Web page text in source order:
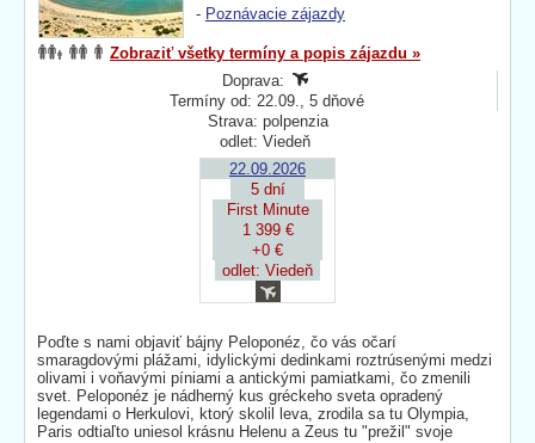
- Poznávacie zájazdy
Zobraziť všetky termíny a popis zájazdu »
Doprava:
Termíny od: 22.09., 5 dňové
Strava: polpenzia
odlet: Viedeň
22.09.2026
5 dní
First Minute
1 399 €
+0 €
odlet: Viedeň
Poďte s nami objaviť bájny Peloponéz, čo vás očarí
smaragdovými plážami, idylickými dedinkami roztrúsenými medzi
olivami i voňavými píniami a antickými pamiatkami, čo zmenili
svet. Peloponéz je nádherný kus gréckeho sveta opradený
legendami o Herkulovi, ktorý skolil leva, zrodila sa tu Olympia,
Paris odtiaľto uniesol krásnu Helenu a Zeus tu "prežil" svoje